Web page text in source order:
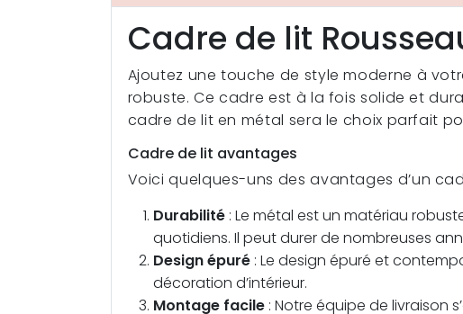
Cadre de lit
Ajoutez une touche de style moderne à
robuste. Ce cadre est à la fois solide et
cadre de lit en métal sera le choix parfait
Cadre de lit avantages
Voici quelques-uns des avantages d’un
Durabilité: Le métal est un matériau
quotidiens. Il peut durer de nombreuses
Design épuré: Le design épuré et
décoration d’intérieur.
Montage facile: Notre équipe de livraison